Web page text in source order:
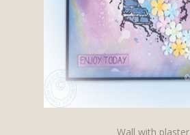
Wall with plaster